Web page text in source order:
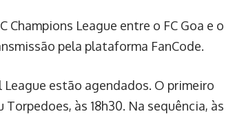
League entre o FC Goa e o
pela plataforma FanCode.
estão agendados. O primeiro
às 18h30. Na sequência, às